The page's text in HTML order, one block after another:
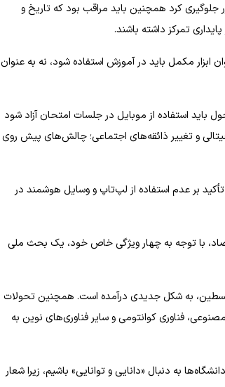
کرد همچنین باید مراقب بود که تاریخ و
تمرکز داشته باشند.
مکمل باید در آموزش استفاده شود، نه به عنوان
باید استفاده از موبایل در جلسات امتحان آزاد شود
و تغییر ذائقه‌های اجتماعی؛ چالش‌های پیش روی
بر عدم استفاده از لپ‌تاپ و وسایل هوشمند در
با توجه به چهار ویژگی خاص خود، یک بحث ملی
به شکل جدیدی درآمده است. همچنین تحولات
فناوری کوانتومی و سایر فناوری‌های نوین به
به دنبال «دانایی و توانایی» باشیم، زیرا شعار